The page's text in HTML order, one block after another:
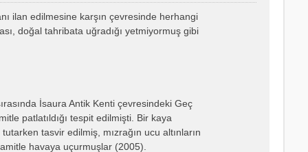
ilan edilmesine karşın çevresinde herhangi
doğal tahribata uğradığı yetmiyormuş gibi
İsaura Antik Kenti çevresindeki Geç
patlatıldığı tespit edilmişti. Bir kaya
tasvir edilmiş, mızrağın ucu altınların
havaya uçurmuşlar (2005).